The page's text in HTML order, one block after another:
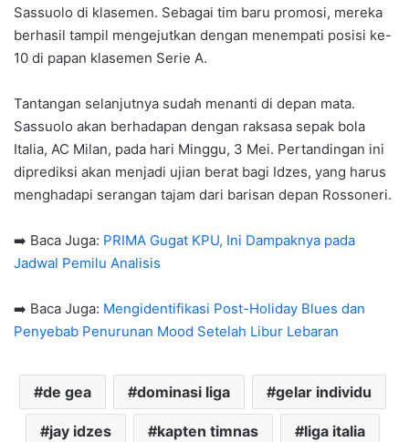
Sassuolo di klasemen. Sebagai tim baru promosi, mereka
berhasil tampil mengejutkan dengan menempati posisi ke-
10 di papan klasemen Serie A.
Tantangan selanjutnya sudah menanti di depan mata.
Sassuolo akan berhadapan dengan raksasa sepak bola
Italia, AC Milan, pada hari Minggu, 3 Mei. Pertandingan ini
diprediksi akan menjadi ujian berat bagi Idzes, yang harus
menghadapi serangan tajam dari barisan depan Rossoneri.
➡️ Baca Juga: PRIMA Gugat KPU, Ini Dampaknya pada
Jadwal Pemilu Analisis
➡️ Baca Juga: Mengidentifikasi Post-Holiday Blues dan
Penyebab Penurunan Mood Setelah Libur Lebaran
de gea dominasi liga gelar individu
jay idzes kapten timnas liga italia